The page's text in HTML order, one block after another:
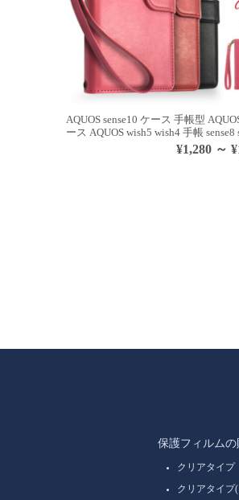
AQUOS sense10 ケース 手帳型
ース AQUOS wish5 wish4 手帳 sense8
¥1,280 ～
保護フィルム
クリアタイプ
クリアタイプ